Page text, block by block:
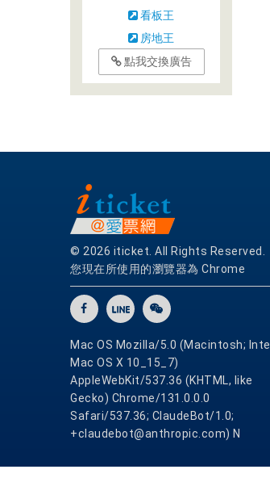
看板王
房地王
點我交換廣告
© 2026 iticket. All Rights Reserved.
您現在所使用的瀏覽器為 Chrome
Mac OS Mozilla/5.0 (Macintosh; Intel
Mac OS X 10_15_7)
AppleWebKit/537.36 (KHTML, like
Gecko) Chrome/131.0.0.0
Safari/537.36; ClaudeBot/1.0;
+claudebot@anthropic.com) N